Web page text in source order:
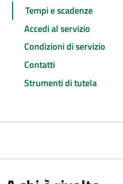
Tempi e scadenze
Accedi al servizio
Condizioni di servizio
Contatti
Strumenti di tutela